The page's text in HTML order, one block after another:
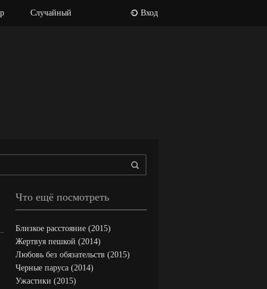
Случайный Вход
Что ещё посмотреть
Близкое расстояние (2015)
Жертвуя пешкой (2014)
Любовь без обязательств (2015)
Черные паруса (2014)
Ужастики (2015)